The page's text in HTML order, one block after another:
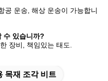
공 운송, 해상 운송이 가능합니
수 있습니까?
장비, 책임있는 태도.
목재 조각 비트